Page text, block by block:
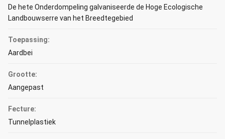
De hete Onderdompeling galvaniseerde de Hoge Ecologische
Landbouwserre van het Breedtegebied
Toepassing:
Aardbei
Grootte:
Aangepast
Fecture:
Tunnelplastiek